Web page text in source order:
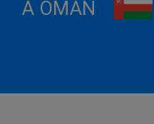
À OMAN